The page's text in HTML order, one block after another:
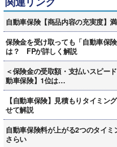
自動車保険【商品内容の充実度】
保険金を受け取っても「自動車保
は？ FPが詳しく解説
＜保険金の受取額・支払いスピー
動車保険】1位は…
【自動車保険】見積もりタイミ
せて解説
自動車保険料が上がる2つのタイ
さらい